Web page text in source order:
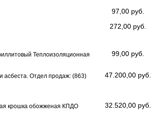
97,00 руб.
272,00 руб.
Теплоизоляционная
99,00 руб.
асбеста. Отдел продаж: (863)
47.200,00 руб.
крошка обожженая КПДО
32.520,00 руб.